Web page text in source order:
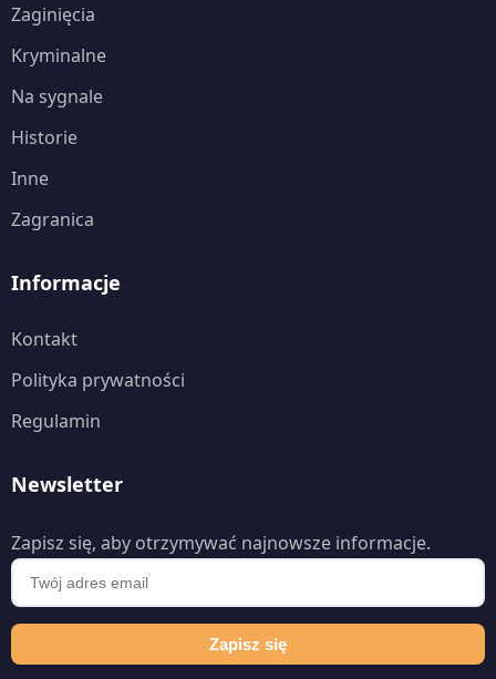
Zaginięcia
Kryminalne
Na sygnale
Historie
Inne
Zagranica
Informacje
Kontakt
Polityka prywatności
Regulamin
Newsletter
Zapisz się, aby otrzymywać najnowsze informacje.
Zapisz się